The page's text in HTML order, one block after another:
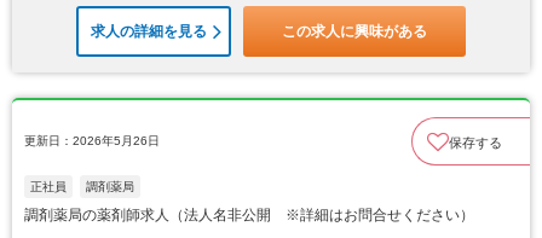
求人の詳細を見る この求人に興味がある
更新日：2026年5月26日 保存する
正社員 調剤薬局
調剤薬局の薬剤師求人（法人名非公開 ※詳細はお問合せください）